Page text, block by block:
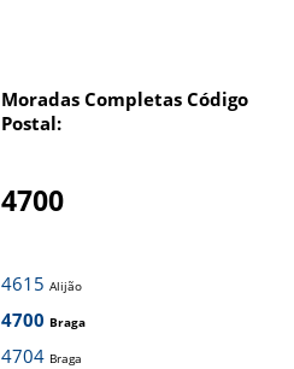
Moradas Completas Código
Postal:
4700
4615 Alijão
4700 Braga
4704 Braga